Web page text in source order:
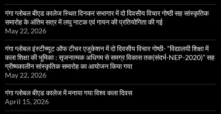
गंगा ग्लोबल बीएड कालेज स्थित दिनकर सभागार में दो दिवसीय विचार गोष्ठी सह सांस्कृतिक
समारोह के अंतिम सत्र में लघु नाटक एवं गायन की प्रतियोगिता की गई
May 22, 2026
गंगा ग्लोबल इंस्टीच्यूट ऑफ टीचर एजुकेशन में दो दिवसीय विचार गोष्ठी- “विद्यालयी शिक्षा में
कला शिक्षा की भूमिका : सृजनात्मक अधिगम से समग्र विकास तक(संदर्भ-NEP-2020)” सह
ग्रीष्मकालीन सांस्कृतिक समारोह का आयोजन किया गया
May 22, 2026
गंगा ग्लोबल बीएड कालेज में मनाया गया विश्व कला दिवस
April 15, 2026